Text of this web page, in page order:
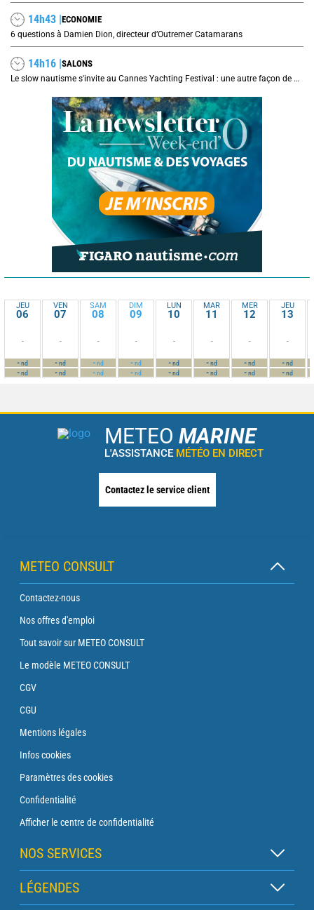
14h43 |ECONOMIE
6 questions à Damien Dion, directeur d’Outremer Catamarans
14h16 |SALONS
Le slow nautisme s'invite au Cannes Yachting Festival : une autre façon de naviguer prend le large
JEU
06
-
-nd
-nd
VEN
07
-
-nd
-nd
SAM
08
-
-nd
-nd
DIM
09
-
-nd
-nd
LUN
10
-
-nd
-nd
MAR
11
-
-nd
-nd
MER
12
-
-nd
-nd
JEU
13
-
-nd
-nd
METEO MARINE
L'ASSISTANCE MÉTÉO EN DIRECT
Contactez le service client
METEO CONSULT
Contactez-nous
Nos offres d'emploi
Tout savoir sur METEO CONSULT
Le modèle METEO CONSULT
CGV
CGU
Mentions légales
Infos cookies
Paramètres des cookies
Confidentialité
Afficher le centre de confidentialité
NOS SERVICES
Abonnement Zen
Abonnement Balise
LÉGENDES